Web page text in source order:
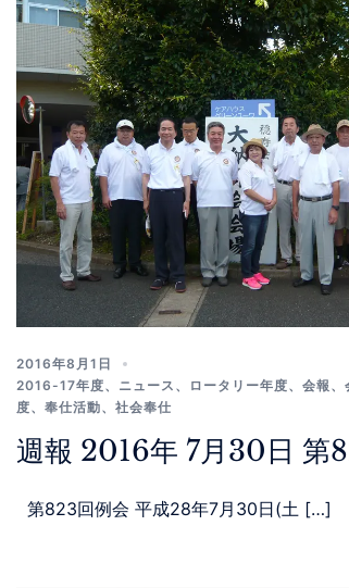
2016年8月1日
2016-17年度、 ニュース 、 ロータリー年度、 会報 、
度、 奉仕活動、 社会奉仕
週報 2016年 7月30日 第
第823回例会 平成28年7月30日(土 […]